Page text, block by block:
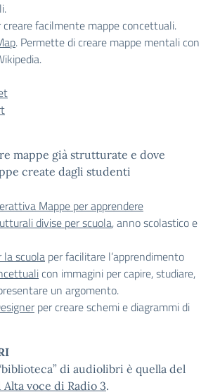
creare facilmente mappe concettuali.
. Permette di creare mappe mentali con
mappe già strutturate e dove
create dagli studenti
Mappe per apprendere
divise per scuola, anno scolastico e
la scuola per facilitare l’apprendimento
con immagini per capire, studiare,
un argomento.
per creare schemi e diagrammi di
di audiolibri è quella del
Alta voce di Radio 3.